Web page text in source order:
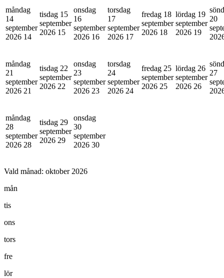
måndag
14
september
2026 14
tisdag 15
september
2026 15
onsdag
16
september
2026 16
torsdag
17
september
2026 17
fredag 18
september
2026 18
lördag 19
september
2026 19
20
måndag
21
september
2026 21
tisdag 22
september
2026 22
onsdag
23
september
2026 23
torsdag
24
september
2026 24
fredag 25
september
2026 25
lördag 26
september
2026 26
27
måndag
28
september
2026 28
tisdag 29
september
2026 29
onsdag
30
september
2026 30
Vald månad: oktober 2026
mån
tis
ons
tors
fre
lör